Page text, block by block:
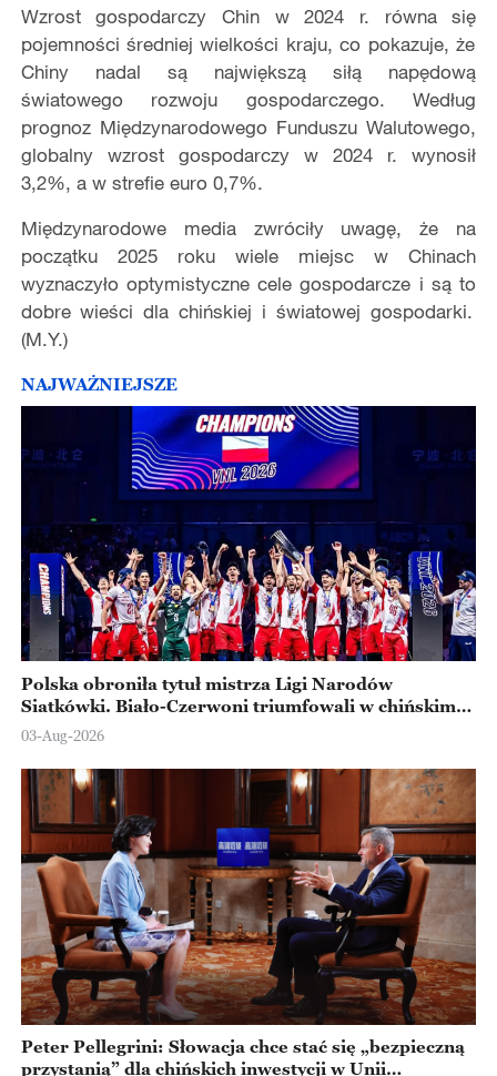
Wzrost gospodarczy Chin w 2024 r. równa się
pojemnościśredniej wielkości kraju, co pokazuje, że
Chiny nadal sąnajwiększą siłą napędową
światowego rozwoju gospodarczego. Według
prognoz Międzynarodowego Funduszu Walutowego,
globalny wzrost gospodarczy w 2024 r. wynosił
3,2%, a w strefie euro 0,7%.
Międzynarodowe media zwróciły uwagę,że na
początku 2025 roku wiele miejsc w Chinach
wyznaczyło optymistyczne cele gospodarcze i są to
dobre wieści dla chińskiej i światowej gospodarki.
(M.Y.)
NAJWAŻNIEJSZE
Polska obroniła tytuł mistrza Ligi Narodów
Siatkówki. Biało-Czerwoni triumfowali w chińskim
Ningbo
03-Aug-2026
Peter Pellegrini: Słowacja chce stać się „bezpieczną
przystanią” dla chińskich inwestycji w Unii